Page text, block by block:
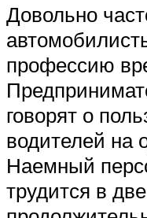
Довольно
профессию
говорят о
водителей на
Наемный
трудится в